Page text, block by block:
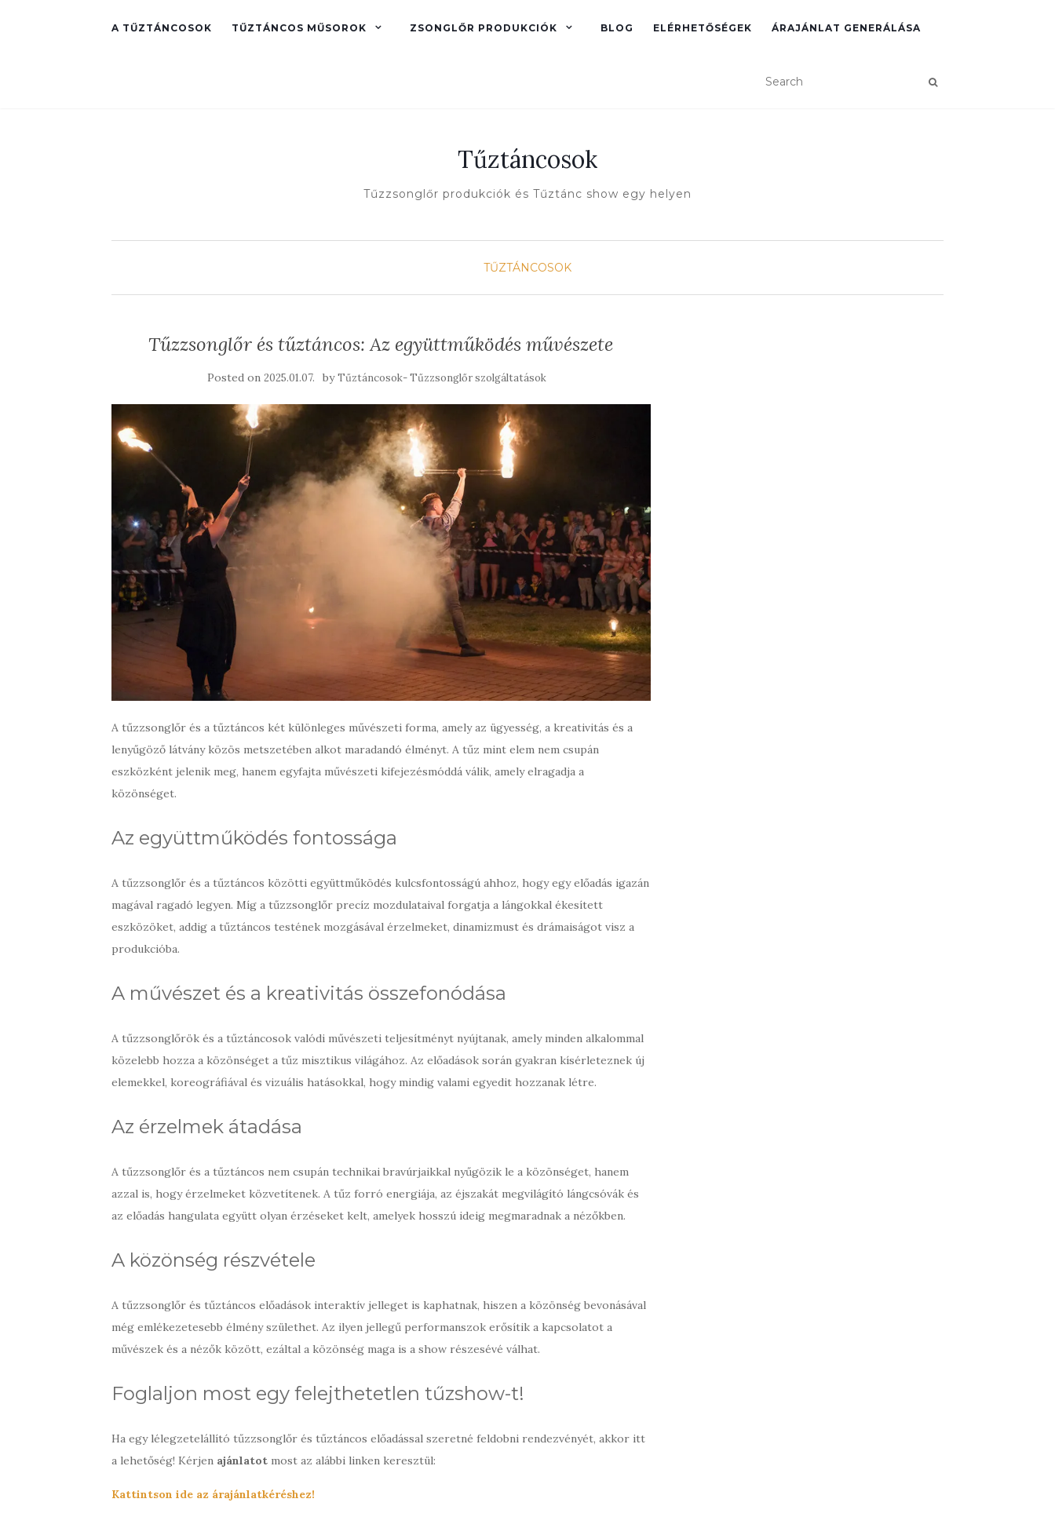
A TŰZTÁNCOSOK TŰZTÁNCOS MŰSOROK ZSONGLŐR PRODUKCIÓK BLOG ELÉRHETŐSÉGEK ÁRAJÁNLAT GENERÁLÁSA
Tűztáncosok
Tűzzsonglőr produkciók és Tűztánc show egy helyen
TŰZTÁNCOSOK
Tűzzsonglőr és tűztáncos: Az együttműködés művészete
Posted on2025.01.07. byTűztáncosok- Tűzzsonglőr szolgáltatások
A tűzzsonglőr és a tűztáncos két különleges művészeti forma, amely az ügyesség, a kreativitás és a
lenyűgöző látvány közös metszetében alkot maradandó élményt. A tűz mint elem nem csupán
eszközként jelenik meg, hanem egyfajta művészeti kifejezésmóddá válik, amely elragadja a
közönséget.
Az együttműködés fontossága
A tűzzsonglőr és a tűztáncos közötti együttműködés kulcsfontosságú ahhoz, hogy egy előadás igazán
magával ragadó legyen. Míg a tűzzsonglőr precíz mozdulataival forgatja a lángokkal ékesített
eszközöket, addig a tűztáncos testének mozgásával érzelmeket, dinamizmust és drámaiságot visz a
produkcióba.
A művészet és a kreativitás összefonódása
A tűzzsonglőrök és a tűztáncosok valódi művészeti teljesítményt nyújtanak, amely minden alkalommal
közelebb hozza a közönséget a tűz misztikus világához. Az előadások során gyakran kísérleteznek új
elemekkel, koreográfiával és vizuális hatásokkal, hogy mindig valami egyedit hozzanak létre.
Az érzelmek átadása
A tűzzsonglőr és a tűztáncos nem csupán technikai bravúrjaikkal nyűgözik le a közönséget, hanem
azzal is, hogy érzelmeket közvetítenek. A tűz forró energiája, az éjszakát megvilágító lángcsóvák és
az előadás hangulata együtt olyan érzéseket kelt, amelyek hosszú ideig megmaradnak a nézőkben.
A közönség részvétele
A tűzzsonglőr és tűztáncos előadások interaktív jelleget is kaphatnak, hiszen a közönség bevonásával
még emlékezetesebb élmény születhet. Az ilyen jellegű performanszok erősítik a kapcsolatot a
művészek és a nézők között, ezáltal a közönség maga is a show részesévé válhat.
Foglaljon most egy felejthetetlen tűzshow-t!
Ha egy lélegzetelállító tűzzsonglőr és tűztáncos előadással szeretné feldobni rendezvényét, akkor itt
a lehetőség! Kérjen ajánlatot most az alábbi linken keresztül:
Kattintson ide az árajánlatkéréshez!